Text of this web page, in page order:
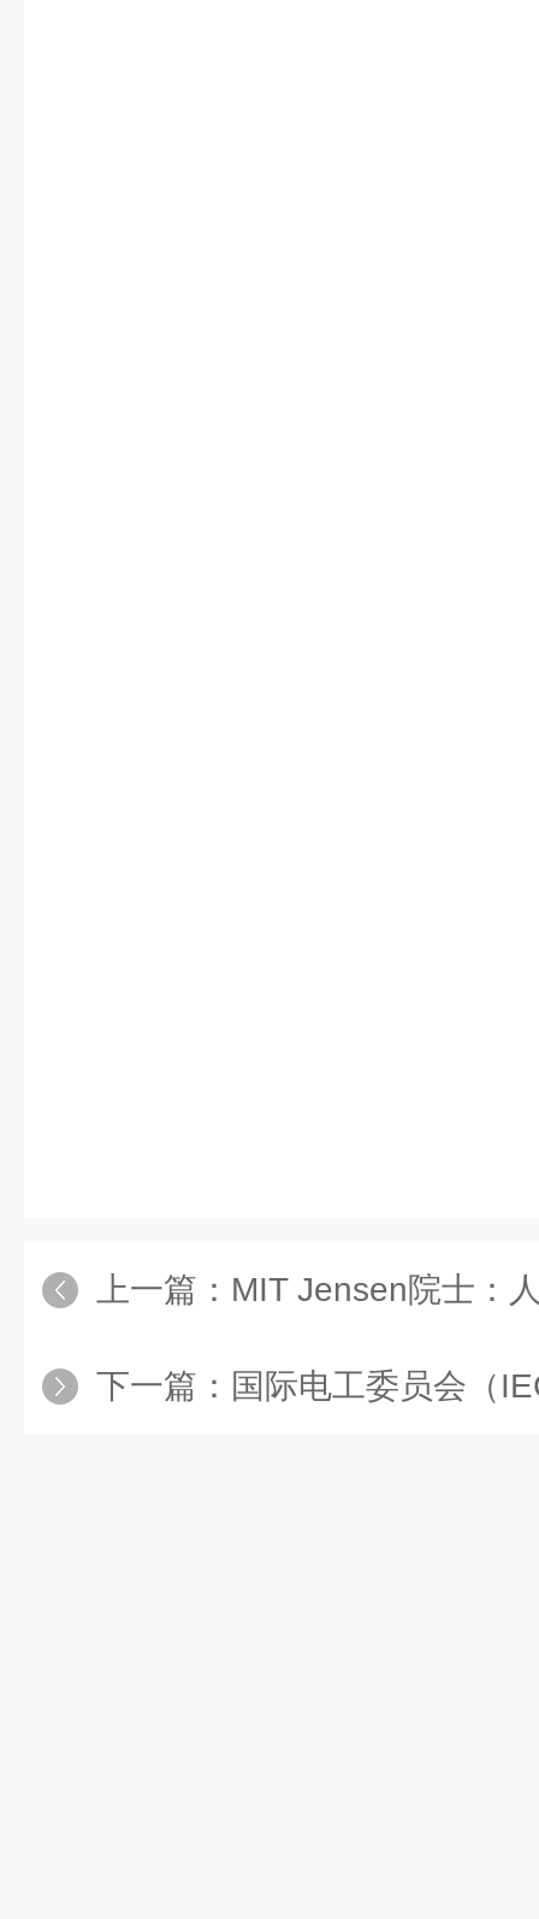
上一篇： MIT Jensen院士：人工智能与流
下一篇： 国际电工委员会（IEC）高层